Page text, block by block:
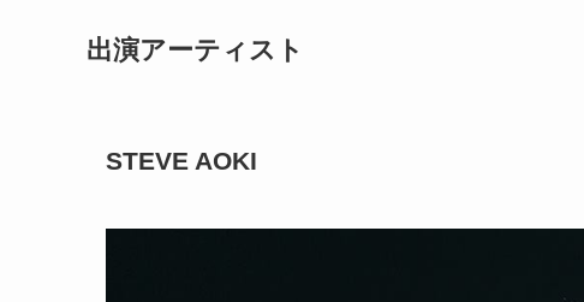
出演アーティスト
STEVE AOKI